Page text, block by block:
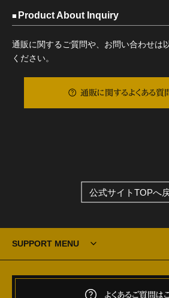
Product About Inquiry
通販に関するご質問や、お問い合わせは
ください。
通販に関するよくある質
公式サイトTOPへ
SUPPORT MENU
よくあるご質問は